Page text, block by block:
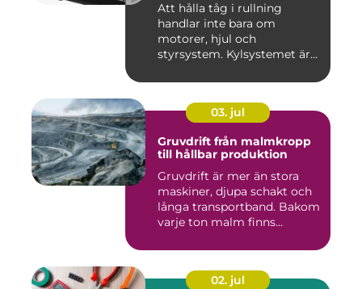
Att hålla tåg i rullning
handlar inte bara om
motorer, hjul och
styrsystem. Kylsystemet är
03. jul
Gruvdrift från malmkropp
till hållbar produktion
Gruvdrift är mer än stora
maskiner, djupa schakt och
långa transportband. Bakom
varje ton malm finns...
02. jul